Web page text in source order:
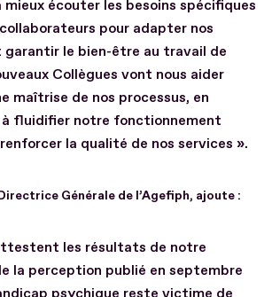
mieux écouter les besoins spécifiques
pour adapter nos
le bien-être au travail de
Collègues vont nous aider
maîtrise de nos processus, en
fluidifier notre fonctionnement
la qualité de nos services ».
Générale de l’Agefiph, ajoute :
les résultats de notre
la perception publié en septembre
psychique reste victime de